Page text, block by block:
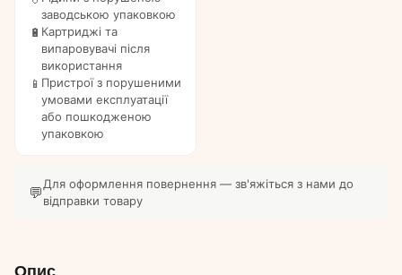
заводською упаковкою
🔋 Картриджі та
випаровувачі після
використання
📱 Пристрої з порушеними
умовами експлуатації
або пошкодженою
упаковкою
💬Для оформлення повернення — зв'яжіться з нами до
відправки товару
Опис